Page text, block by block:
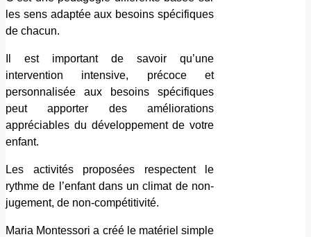
les sens adaptée aux besoins spécifiques
de chacun.
Il est important de savoir qu’une
intervention intensive, précoce et
personnalisée aux besoins spécifiques
peut apporter des améliorations
appréciables du développement de votre
enfant.
Les activités proposées respectent le
rythme de l’enfant dans un climat de non-
jugement, de non-compétitivité.
Maria Montessori a créé le matériel simple